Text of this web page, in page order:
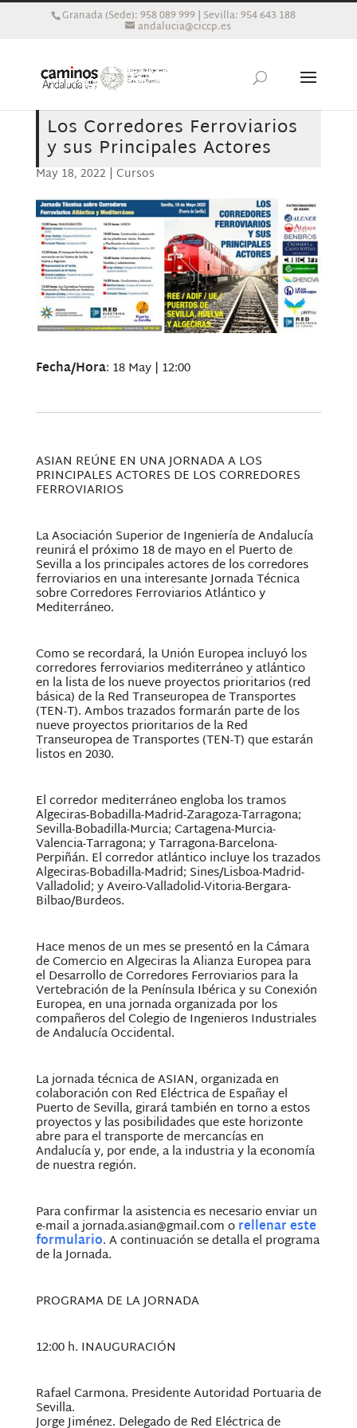
Granada (Sede): 958 089 999 | Sevilla: 954 643 188
andalucia@ciccp.es
Los Corredores Ferroviarios
y sus Principales Actores
May 18, 2022 | Cursos
Fecha/Hora: 18 May | 12:00
ASIAN REÚNE EN UNA JORNADA A LOS
PRINCIPALES ACTORES DE LOS CORREDORES
FERROVIARIOS
La Asociación Superior de Ingeniería de Andalucía
reunirá el próximo 18 de mayo en el Puerto de
Sevilla a los principales actores de los corredores
ferroviarios en una interesante Jornada Técnica
sobre Corredores Ferroviarios Atlántico y
Mediterráneo.
Como se recordará, la Unión Europea incluyó los
corredores ferroviarios mediterráneo y atlántico
en la lista de los nueve proyectos prioritarios (red
básica) de la Red Transeuropea de Transportes
(TEN-T). Ambos trazados formarán parte de los
nueve proyectos prioritarios de la Red
Transeuropea de Transportes (TEN-T) que estarán
listos en 2030.
El corredor mediterráneo engloba los tramos
Algeciras-Bobadilla-Madrid-Zaragoza-Tarragona;
Sevilla-Bobadilla-Murcia; Cartagena-Murcia-
Valencia-Tarragona; y Tarragona-Barcelona-
Perpiñán. El corredor atlántico incluye los trazados
Algeciras-Bobadilla-Madrid; Sines/Lisboa-Madrid-
Valladolid; y Aveiro-Valladolid-Vitoria-Bergara-
Bilbao/Burdeos.
Hace menos de un mes se presentó en la Cámara
de Comercio en Algeciras la Alianza Europea para
el Desarrollo de Corredores Ferroviarios para la
Vertebración de la Península Ibérica y su Conexión
Europea, en una jornada organizada por los
compañeros del Colegio de Ingenieros Industriales
de Andalucía Occidental.
La jornada técnica de ASIAN, organizada en
colaboración con Red Eléctrica de Españay el
Puerto de Sevilla, girará también en torno a estos
proyectos y las posibilidades que este horizonte
abre para el transporte de mercancías en
Andalucía y, por ende, a la industria y la economía
de nuestra región.
Para confirmar la asistencia es necesario enviar un
e-mail a jornada.asian@gmail.com orellenar este
formulario. A continuación se detalla el programa
de la Jornada.
PROGRAMA DE LA JORNADA
12:00 h. INAUGURACIÓN
Rafael Carmona. Presidente Autoridad Portuaria de
Sevilla.
Jorge Jiménez. Delegado de Red Eléctrica de